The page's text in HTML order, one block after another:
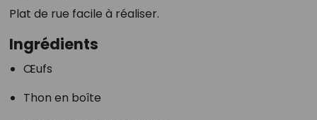
Plat de rue facile à réaliser.
Ingrédients
Œufs
Thon en boîte